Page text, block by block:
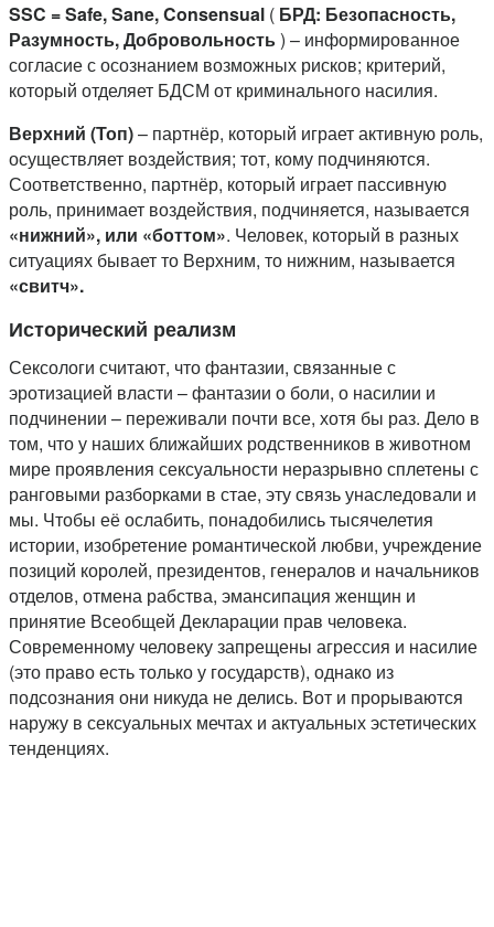
SSC = Safe, Sane, Consensual ( БРД: Безопасность,
Разумность, Добровольность) – информированное
согласие с осознанием возможных рисков; критерий,
который отделяет БДСМ от криминального насилия.
Верхний (Топ)– партнёр, который играет активную роль,
осуществляет воздействия; тот, кому подчиняются.
Соответственно, партнёр, который играет пассивную
роль, принимает воздействия, подчиняется, называется
«нижний», или «боттом». Человек, который в разных
ситуациях бывает то Верхним, то нижним, называется
«свитч».
Исторический реализм
Сексологи считают, что фантазии, связанные с
эротизацией власти – фантазии о боли, о насилии и
подчинении – переживали почти все, хотя бы раз. Дело в
том, что у наших ближайших родственников в животном
мире проявления сексуальности неразрывно сплетены с
ранговыми разборками в стае, эту связь унаследовали и
мы. Чтобы её ослабить, понадобились тысячелетия
истории, изобретение романтической любви, учреждение
позиций королей, президентов, генералов и начальников
отделов, отмена рабства, эмансипация женщин и
принятие Всеобщей Декларации прав человека.
Современному человеку запрещены агрессия и насилие
(это право есть только у государств), однако из
подсознания они никуда не делись. Вот и прорываются
наружу в сексуальных мечтах и актуальных эстетических
тенденциях.